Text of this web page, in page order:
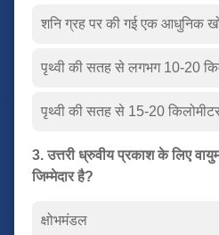
शनि ग्रह पर की गई एक आधुनिक
पृथ्वी की सतह से लगभग 10-20
पृथ्वी की सतह से 15-20
3. उत्तरी ध्रुवीय प्रकाश के लिए
जिम्मेदार है?
क्षोभमंडल